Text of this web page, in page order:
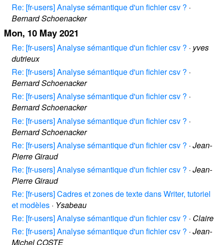
Re: [fr-users] Analyse sémantique d'un fichier csv ? ·
Bernard Schoenacker
Mon, 10 May 2021
Re: [fr-users] Analyse sémantique d'un fichier csv ? · yves
dutrieux
Re: [fr-users] Analyse sémantique d'un fichier csv ? ·
Bernard Schoenacker
Re: [fr-users] Analyse sémantique d'un fichier csv ? ·
Bernard Schoenacker
Re: [fr-users] Analyse sémantique d'un fichier csv ? ·
Bernard Schoenacker
Re: [fr-users] Analyse sémantique d'un fichier csv ? · Jean-
Pierre Giraud
Re: [fr-users] Analyse sémantique d'un fichier csv ? · Jean-
Pierre Giraud
Re: [fr-users] Cadres et zones de texte dans Writer, tutoriel
et modèles · Ysabeau
Re: [fr-users] Analyse sémantique d'un fichier csv ? · Claire
Re: [fr-users] Analyse sémantique d'un fichier csv ? · Jean-
Michel COSTE